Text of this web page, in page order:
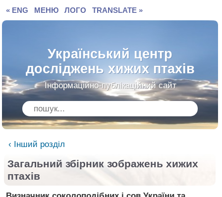
« ENG МЕНЮ ЛОГО TRANSLATE »
Український центр
досліджень хижих птахів
Інформаційно-публікаційний сайт
‹ Інший розділ
Загальний збірник зображень хижих
птахів